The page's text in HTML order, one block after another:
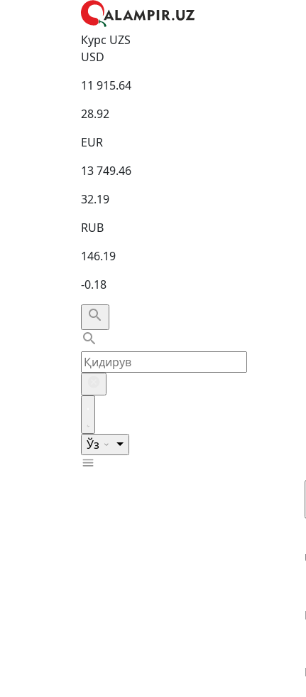
Курс UZS
USD
11 915.64
28.92
EUR
13 749.46
32.19
RUB
146.19
-0.18
Ўз